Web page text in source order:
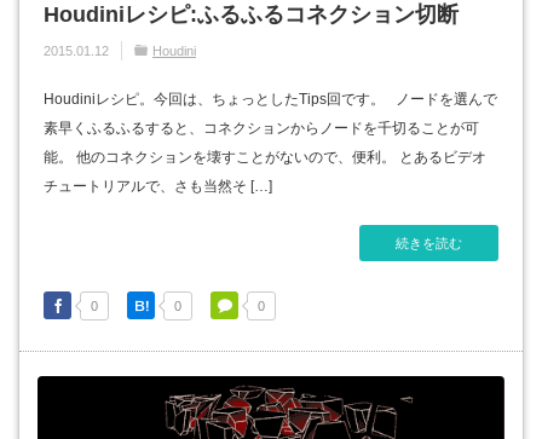
Houdiniレシピ:ふるふるコネクション切断
2015.01.12 Houdini
Houdiniレシピ。今回は、ちょっとしたTips回です。 ノードを選んで
素早くふるふるすると、コネクションからノードを千切ることが可
能。 他のコネクションを壊すことがないので、便利。 とあるビデオ
チュートリアルで、さも当然そ […]
続きを読む
0 0 0